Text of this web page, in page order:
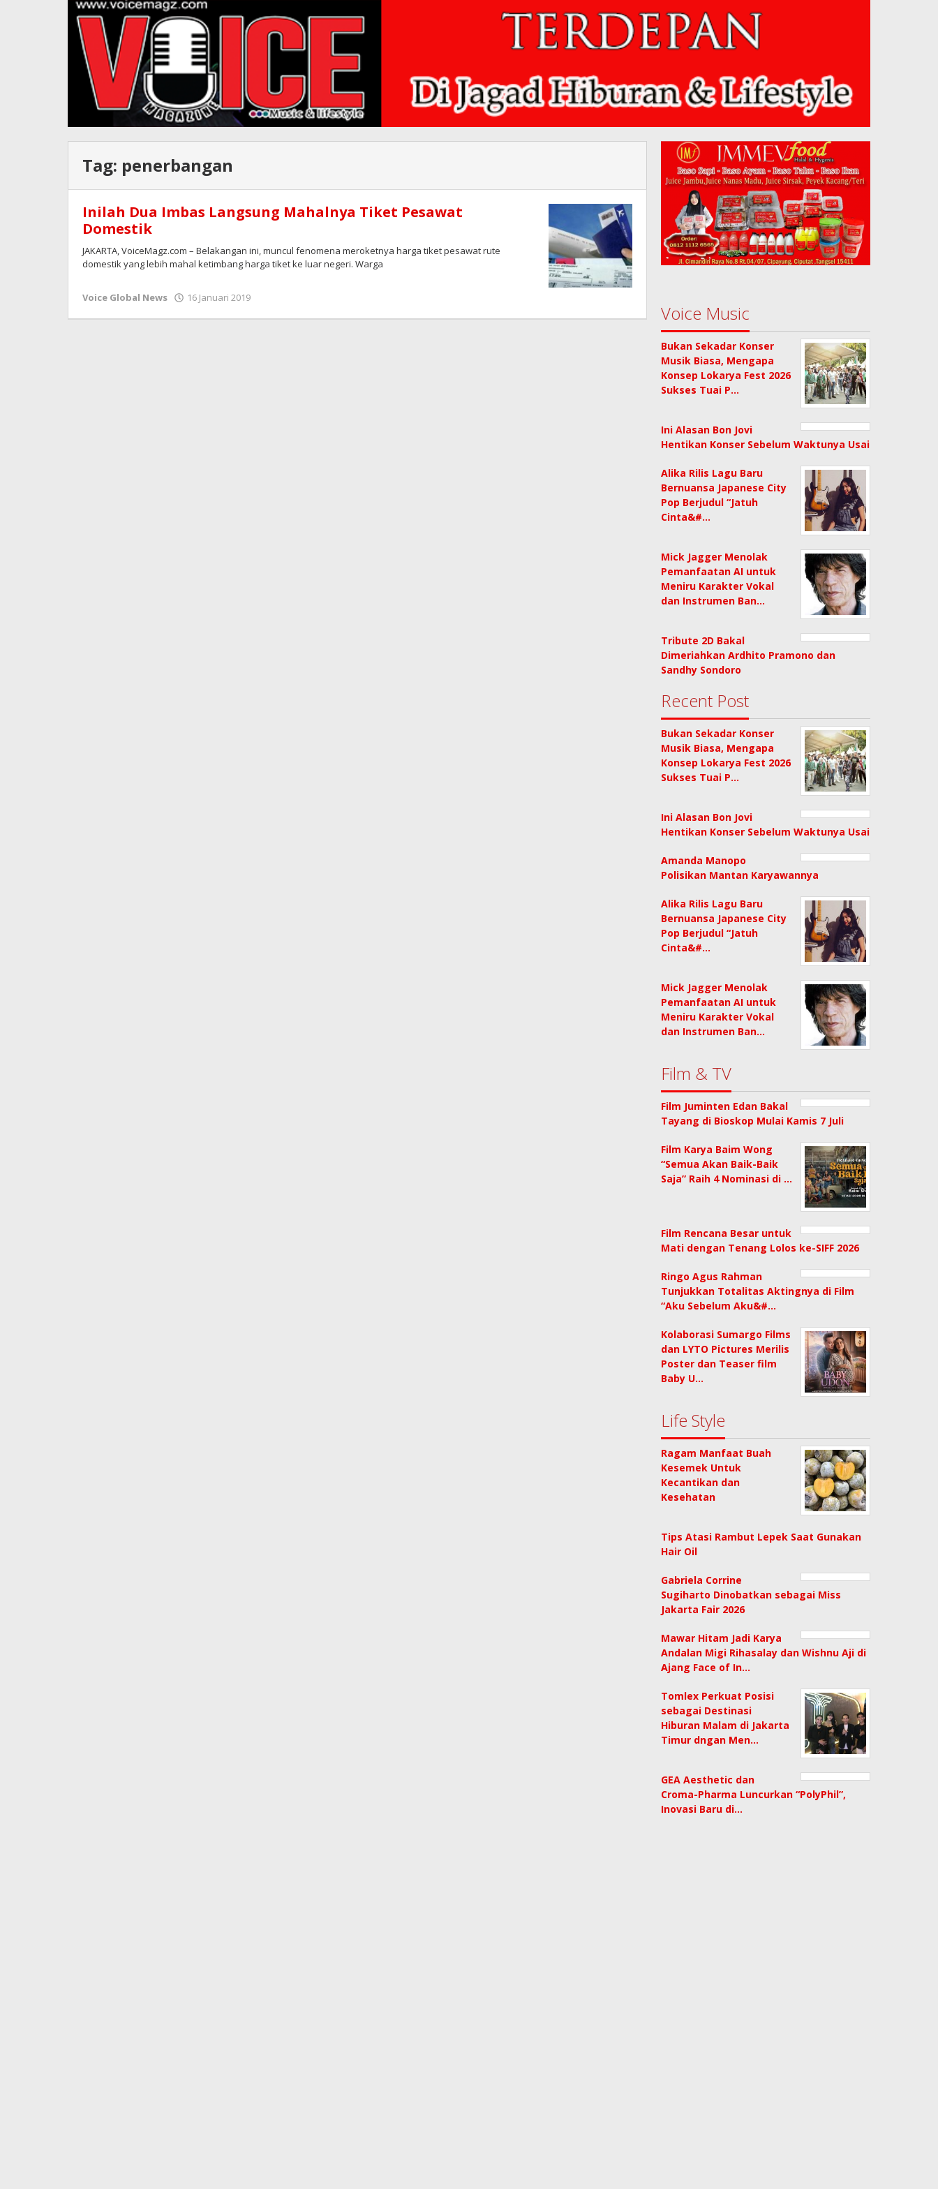
Tag: penerbangan
Inilah Dua Imbas Langsung Mahalnya Tiket Pesawat
Domestik
JAKARTA, VoiceMagz.com – Belakangan ini, muncul fenomena meroketnya harga tiket pesawat rute
domestik yang lebih mahal ketimbang harga tiket ke luar negeri. Warga
Voice Global News 16 Januari 2019
Voice Music
Bukan Sekadar Konser
Musik Biasa, Mengapa
Konsep Lokarya Fest 2026
Sukses Tuai P…
Ini Alasan Bon Jovi
Hentikan Konser Sebelum Waktunya Usai
Alika Rilis Lagu Baru
Bernuansa Japanese City
Pop Berjudul “Jatuh
Cinta&#…
Mick Jagger Menolak
Pemanfaatan AI untuk
Meniru Karakter Vokal
dan Instrumen Ban…
Tribute 2D Bakal
Dimeriahkan Ardhito Pramono dan
Sandhy Sondoro
Recent Post
Bukan Sekadar Konser
Musik Biasa, Mengapa
Konsep Lokarya Fest 2026
Sukses Tuai P…
Ini Alasan Bon Jovi
Hentikan Konser Sebelum Waktunya Usai
Amanda Manopo
Polisikan Mantan Karyawannya
Alika Rilis Lagu Baru
Bernuansa Japanese City
Pop Berjudul “Jatuh
Cinta&#…
Mick Jagger Menolak
Pemanfaatan AI untuk
Meniru Karakter Vokal
dan Instrumen Ban…
Film & TV
Film Juminten Edan Bakal
Tayang di Bioskop Mulai Kamis 7 Juli
Film Karya Baim Wong
“Semua Akan Baik-Baik
Saja” Raih 4 Nominasi di …
Film Rencana Besar untuk
Mati dengan Tenang Lolos ke-SIFF 2026
Ringo Agus Rahman
Tunjukkan Totalitas Aktingnya di Film
“Aku Sebelum Aku&#…
Kolaborasi Sumargo Films
dan LYTO Pictures Merilis
Poster dan Teaser film
Baby U…
Life Style
Ragam Manfaat Buah
Kesemek Untuk
Kecantikan dan
Kesehatan
Tips Atasi Rambut Lepek Saat Gunakan
Hair Oil
Gabriela Corrine
Sugiharto Dinobatkan sebagai Miss
Jakarta Fair 2026
Mawar Hitam Jadi Karya
Andalan Migi Rihasalay dan Wishnu Aji di
Ajang Face of In…
Tomlex Perkuat Posisi
sebagai Destinasi
Hiburan Malam di Jakarta
Timur dngan Men…
GEA Aesthetic dan
Croma-Pharma Luncurkan “PolyPhil”,
Inovasi Baru di…